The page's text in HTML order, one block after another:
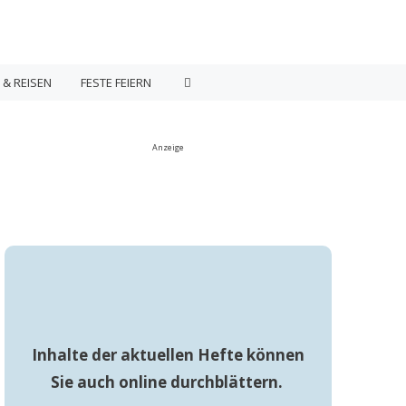
REISEN FESTE FEIERN
Anzeige
Inhalte der aktuellen Hefte können
Sie auch online durchblättern.